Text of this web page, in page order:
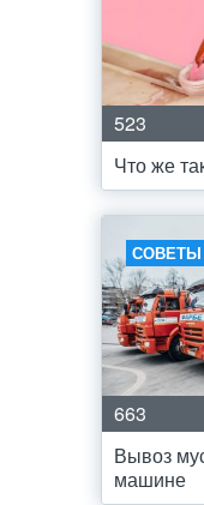
523
Что же
СОВЕТЫ
663
Вывоз
машине